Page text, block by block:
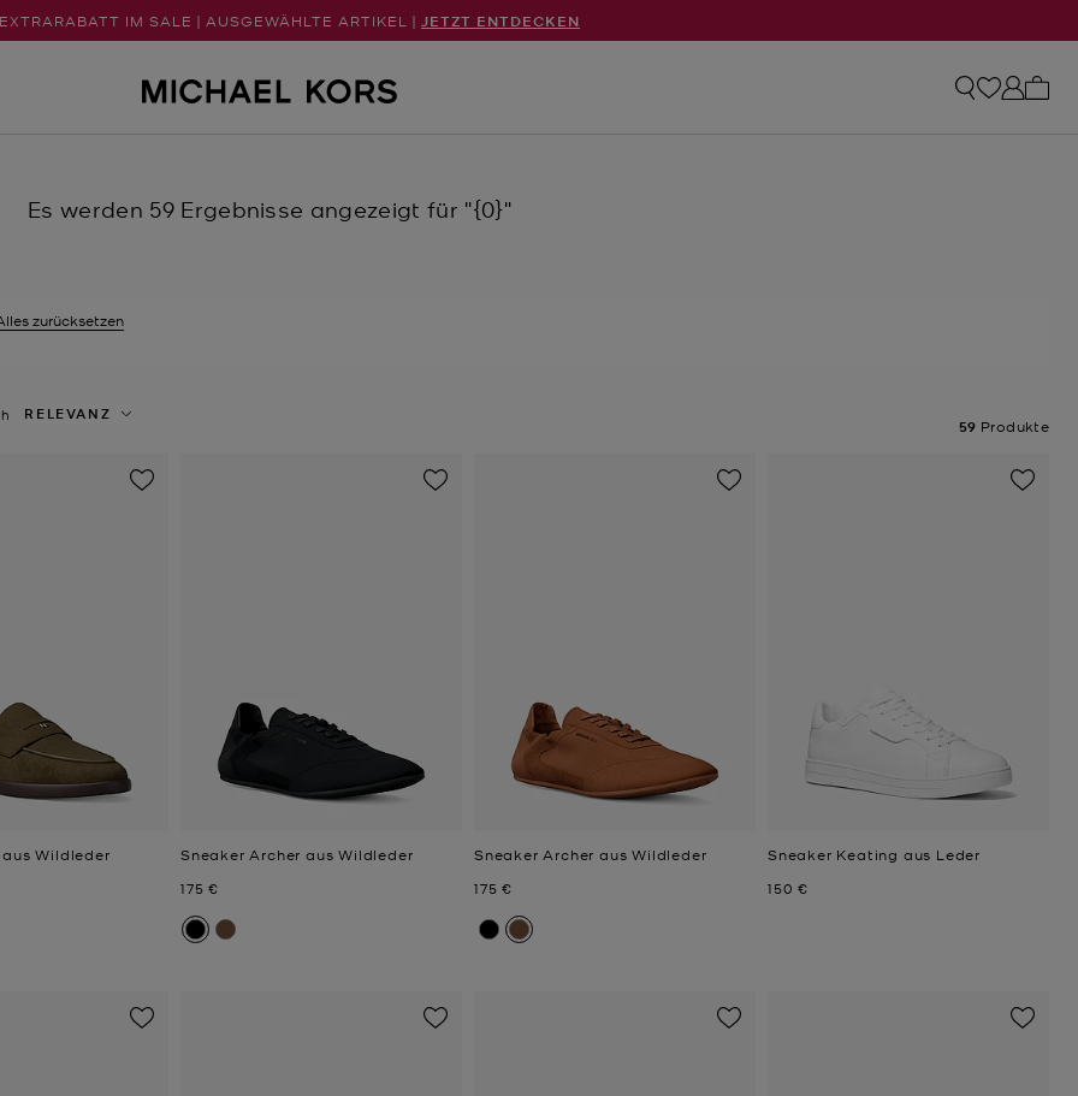
IM SALE | AUSGEWÄHLTE ARTIKEL | JETZT ENTDECKEN
Es werden 59 Ergebnisse angezeigt für "{0}"
zurücksetzen
RELEVANZ
59 Produkte
Wildleder
Sneaker Archer aus Wildleder
Jetzt
175 €
Sneaker Archer aus Wildleder
Jetzt
175 €
Sneaker Keating aus Leder
Jetzt
150 €